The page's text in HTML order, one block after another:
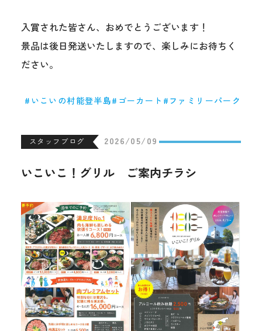
入賞された皆さん、おめでとうございます！
景品は後日発送いたしますので、楽しみにお待ちく
ださい。
いこいの村能登半島 ゴーカート ファミリーパーク
スタッフブログ 2026/05/09
いこいこ！グリル ご案内チラシ